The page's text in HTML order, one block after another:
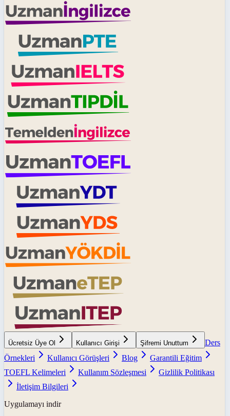
Ücretsiz Üye Ol Kullanıcı Girişi Şifremi Unuttum
Ders
Örnekleri
Kullanıcı Görüşleri Blog
Garantili Eğitim
TOEFL Kelimeleri
Kullanım Sözleşmesi
Gizlilik Politikası
İletişim Bilgileri
Uygulamayı indir